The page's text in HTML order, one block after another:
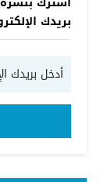
بريدك